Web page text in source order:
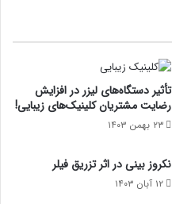
تأثیر دستگاه‌های لیزر در افزایش
رضایت مشتریان کلینیک‌های زیبایی!
۲۳ بهمن ۱۴۰۳
نکروز بینی در اثر تزریق فیلر
۱۲ آبان ۱۴۰۳